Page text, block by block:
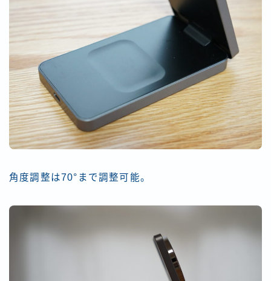
角度調整は70°まで調整可能。